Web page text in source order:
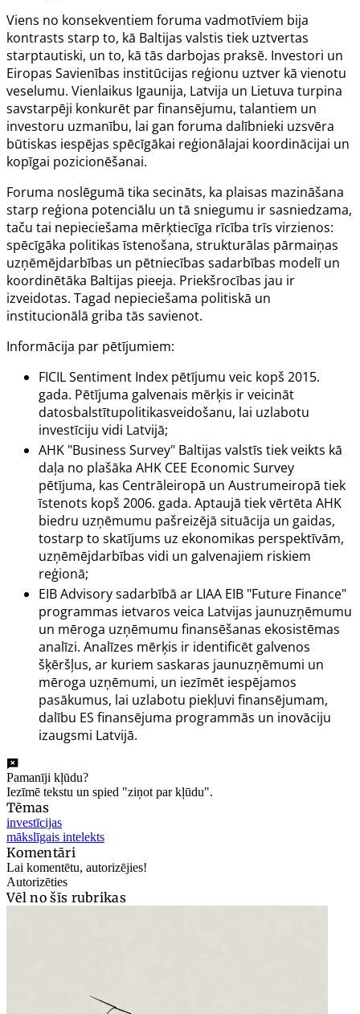
Viens no konsekventiem foruma vadmotīviem bija
kontrasts starp to, kā Baltijas valstis tiek uztvertas
starptautiski, un to, kā tās darbojas praksē. Investori un
Eiropas Savienības institūcijas reģionu uztver kā vienotu
veselumu. Vienlaikus Igaunija, Latvija un Lietuva turpina
savstarpēji konkurēt par finansējumu, talantiem un
investoru uzmanību, lai gan foruma dalībnieki uzsvēra
būtiskas iespējas spēcīgākai reģionālajai koordinācijai un
kopīgai pozicionēšanai.
Foruma noslēgumā tika secināts, ka plaisas mazināšana
starp reģiona potenciālu un tā sniegumu ir sasniedzama,
taču tai nepieciešama mērķtiecīga rīcība trīs virzienos:
spēcīgāka politikas īstenošana, strukturālas pārmaiņas
uzņēmējdarbības un pētniecības sadarbības modelī un
koordinētāka Baltijas pieeja. Priekšrocības jau ir
izveidotas. Tagad nepieciešama politiskā un
institucionālā griba tās savienot.
Informācija par pētījumiem:
FICIL Sentiment Index pētījumu veic kopš 2015.
gada. Pētījuma galvenais mērķis ir veicināt
datosbalstītupolitikasveidošanu, lai uzlabotu
investīciju vidi Latvijā;
AHK "Business Survey" Baltijas valstīs tiek veikts kā
daļa no plašāka AHK CEE Economic Survey
pētījuma, kas Centrāleiropā un Austrumeiropā tiek
īstenots kopš 2006. gada. Aptaujā tiek vērtēta AHK
biedru uzņēmumu pašreizējā situācija un gaidas,
tostarp to skatījums uz ekonomikas perspektīvām,
uzņēmējdarbības vidi un galvenajiem riskiem
reģionā;
EIB Advisory sadarbībā ar LIAA EIB "Future Finance"
programmas ietvaros veica Latvijas jaunuzņēmumu
un mēroga uzņēmumu finansēšanas ekosistēmas
analīzi. Analīzes mērķis ir identificēt galvenos
šķēršļus, ar kuriem saskaras jaunuzņēmumi un
mēroga uzņēmumi, un iezīmēt iespējamos
pasākumus, lai uzlabotu piekļuvi finansējumam,
dalību ES finansējuma programmās un inovāciju
izaugsmi Latvijā.
Pamanīji kļūdu?
Iezīmē tekstu un spied "ziņot par kļūdu".
Tēmas
investīcijas
mākslīgais intelekts
Komentāri
Lai komentētu, autorizējies!
Autorizēties
Vēl no šīs rubrikas